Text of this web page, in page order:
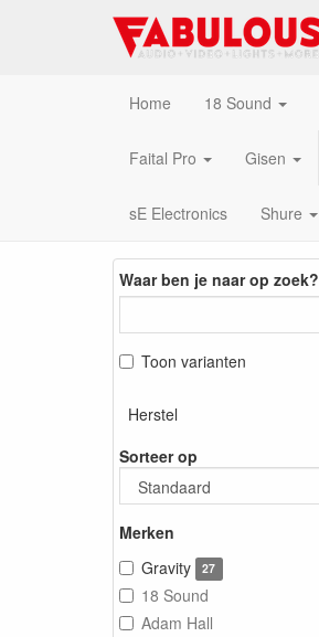
Home 18 Sound
Faital Pro Gisen
sE Electronics Shure
Waar ben je naar op zoek?
Toon varianten
Herstel
Sorteer op
Merken
Gravity
27
18 Sound
Adam Hall